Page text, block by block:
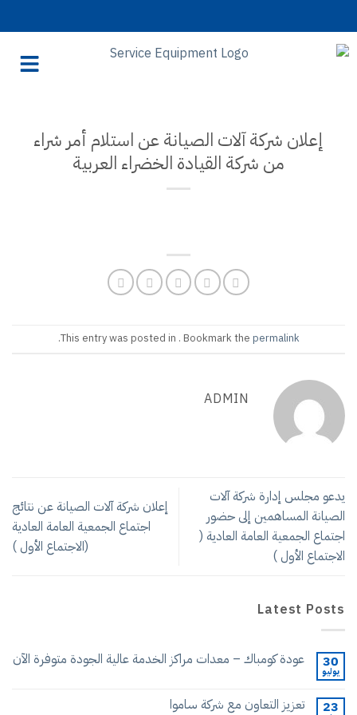
استلام أمر شراء
العربية
This entry was
.
شركة آلات الصيانة عن نتائج
اجتماع الجمعية العامة العادية
(الاجتماع الأول )
عالية الجودة متوفرة الآن